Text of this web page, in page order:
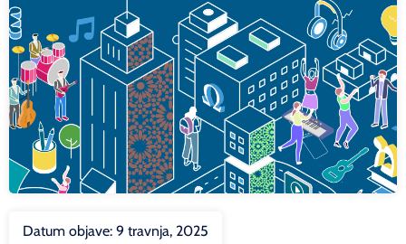
Datum objave: 9 travnja, 2025